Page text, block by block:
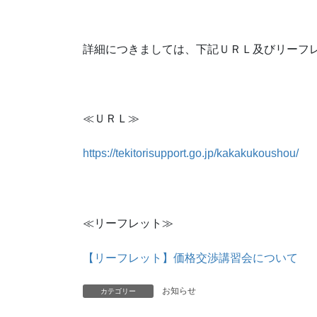
詳細につきましては、下記ＵＲＬ及びリーフ
≪ＵＲＬ≫
https://tekitorisupport.go.jp/kakakukoushou/
≪リーフレット≫
【リーフレット】価格交渉講習会について
カテゴリー お知らせ